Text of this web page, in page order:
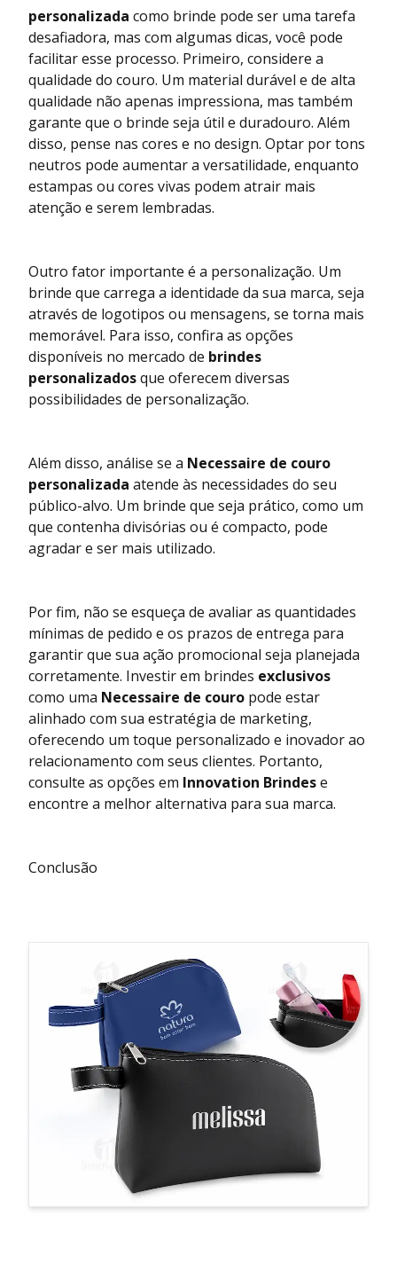
personalizada como brinde pode ser uma tarefa
desafiadora, mas com algumas dicas, você pode
facilitar esse processo. Primeiro, considere a
qualidade do couro. Um material durável e de alta
qualidade não apenas impressiona, mas também
garante que o brinde seja útil e duradouro. Além
disso, pense nas cores e no design. Optar por tons
neutros pode aumentar a versatilidade, enquanto
estampas ou cores vivas podem atrair mais
atenção e serem lembradas.
Outro fator importante é a personalização. Um
brinde que carrega a identidade da sua marca, seja
através de logotipos ou mensagens, se torna mais
memorável. Para isso, confira as opções
disponíveis no mercado de brindes
personalizadosque oferecem diversas
possibilidades de personalização.
Além disso, análise se a Necessaire de couro
personalizada atende às necessidades do seu
público-alvo. Um brinde que seja prático, como um
que contenha divisórias ou é compacto, pode
agradar e ser mais utilizado.
Por fim, não se esqueça de avaliar as quantidades
mínimas de pedido e os prazos de entrega para
garantir que sua ação promocional seja planejada
corretamente. Investir em brindes exclusivos
como uma Necessaire de couro pode estar
alinhado com sua estratégia de marketing,
oferecendo um toque personalizado e inovador ao
relacionamento com seus clientes. Portanto,
consulte as opções em Innovation Brindese
encontre a melhor alternativa para sua marca.
Conclusão